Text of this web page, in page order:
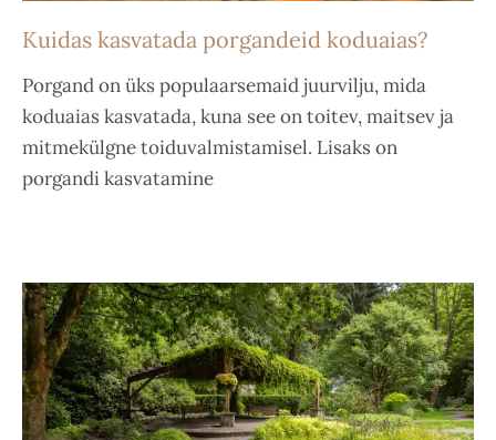
Kuidas kasvatada porgandeid koduaias?
Porgand on üks populaarsemaid juurvilju, mida
koduaias kasvatada, kuna see on toitev, maitsev ja
mitmekülgne toiduvalmistamisel. Lisaks on
porgandi kasvatamine